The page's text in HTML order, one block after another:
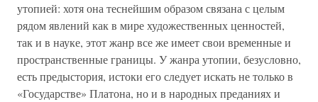
утопией: хотя она теснейшим образом связана с целым
рядом явлений как в мире художественных ценностей,
так и в науке, этот жанр все же имеет свои временные и
пространственные границы. У жанра утопии, безусловно,
есть предыстория, истоки его следует искать не только в
«Государстве» Платона, но и в народных преданиях и